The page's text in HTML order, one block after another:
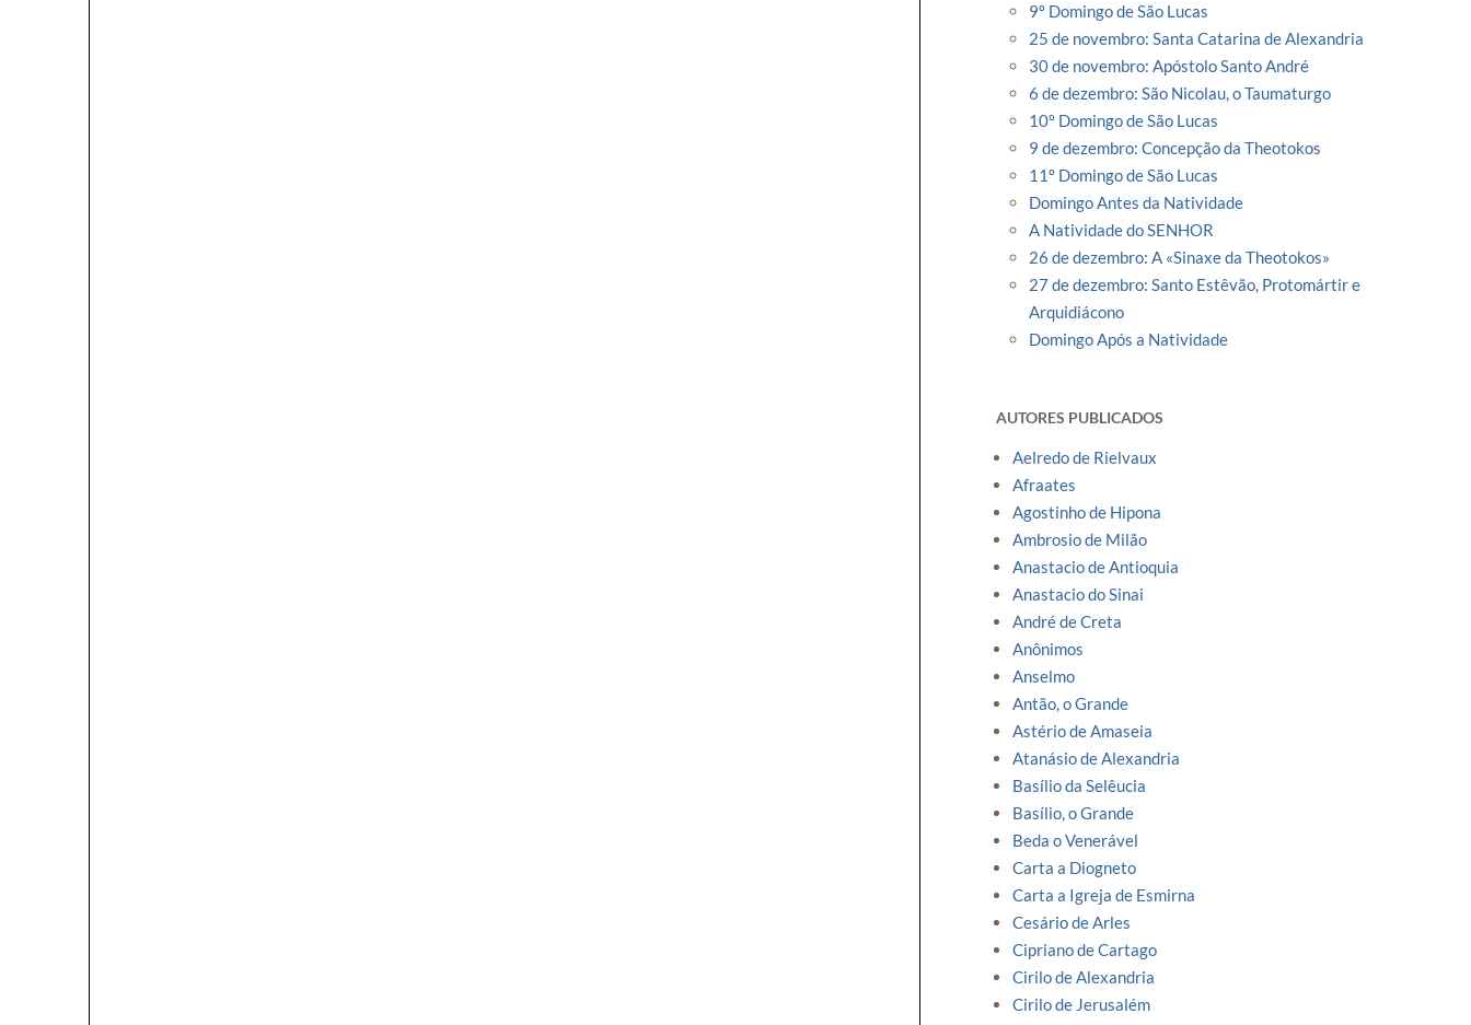
9º Domingo de São Lucas
25 de novembro: Santa Catarina de Alexandria
30 de novembro: Apóstolo Santo André
6 de dezembro: São Nicolau, o Taumaturgo
10º Domingo de São Lucas
9 de dezembro: Concepção da Theotokos
11º Domingo de São Lucas
Domingo Antes da Natividade
A Natividade do SENHOR
26 de dezembro: A «Sinaxe da Theotokos»
27 de dezembro: Santo Estêvão, Protomártir e
Arquidiácono
Domingo Após a Natividade
AUTORES PUBLICADOS
Aelredo de Rielvaux
Afraates
Agostinho de Hipona
Ambrosio de Milão
Anastacio de Antioquia
Anastacio do Sinai
André de Creta
Anônimos
Anselmo
Antão, o Grande
Astério de Amaseia
Atanásio de Alexandria
Basílio da Selêucia
Basílio, o Grande
Beda o Venerável
Carta a Diogneto
Carta a Igreja de Esmirna
Cesário de Arles
Cipriano de Cartago
Cirilo de Alexandria
Cirilo de Jerusalém